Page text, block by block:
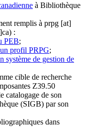
à Bibliothèque
remplis à prpg [at]
:
PEB;
profil PRPG;
système de gestion de
cible de recherche
Z39.50
catalogage de son
(SIGB) par son
dans